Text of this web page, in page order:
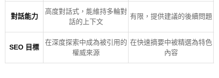
對話能力
高度對話式，能維持多輪對
話的上下文
有限，提供建議的後續問題
SEO 目標
在深度探索中成為被引用的
權威來源
在快速摘要中被精選為特色
內容